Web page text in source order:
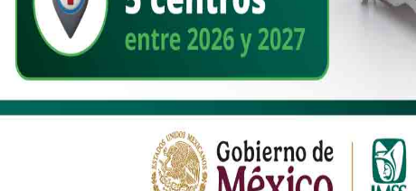
Tiendas del
los 72 municipios
llegar a más
empezó, hay mucho por hacer todavía”: “Tino”
Sarabia
ENTREVISTAS
BARRA JÓVEN | “Tenemos un compromiso con
los jóvenes: construir un México con
oportunidades reales, con esperanza y
solidaridad”: Baruc Salas